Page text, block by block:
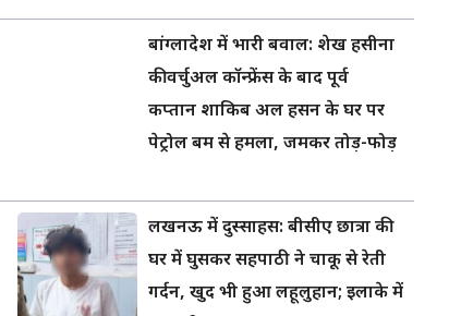
बांग्लादेश में भारी बवाल: शेख हसीना
की वर्चुअल कॉन्फ्रेंस के बाद पूर्व
कप्तान शाकिब अल हसन के घर पर
पेट्रोल बम से हमला, जमकर तोड़-फोड़
लखनऊ में दुस्साहस: बीसीए छात्रा की
घर में घुसकर सहपाठी ने चाकू से रेती
गर्दन, खुद भी हुआ लहूलुहान; इलाके में